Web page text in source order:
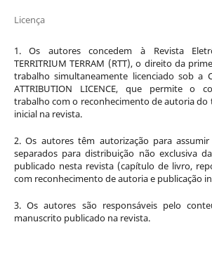
Licença
1. Os autores concedem à Revista
TERRITRIUM TERRAM (RTT), o direito da
trabalho simultaneamente licenciado sob a
ATTRIBUTION LICENCE, que permite o
trabalho com o reconhecimento de autoria do
inicial na revista.
2. Os autores têm autorização para
separados para distribuição não exclusiva
publicado nesta revista (capítulo de livro,
com reconhecimento de autoria e publicação
3. Os autores são responsáveis pelo
manuscrito publicado na revista.